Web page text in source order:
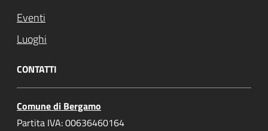
Eventi
Luoghi
CONTATTI
Comune di Bergamo
Partita IVA: 00636460164